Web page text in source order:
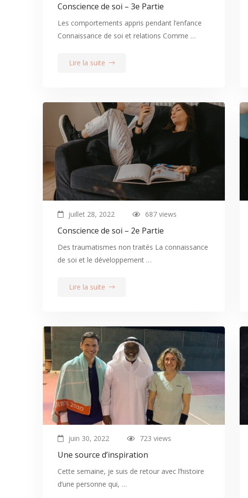
Conscience de soi – 3e Partie
Les comportements appris pendant l’enfance
Connaissance de soi et relations Comme …
Lire la suite
juillet 28, 2022 687 views
Conscience de soi – 2e Partie
Des traumatismes non traités La connaissance
de soi et le développement …
Lire la suite
juin 30, 2022 723 views
Une source d’inspiration
Cette semaine, je suis de retour avec l’histoire
d’une personne qui, …